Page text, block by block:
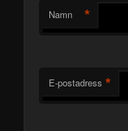
Namn *
E-postadress *